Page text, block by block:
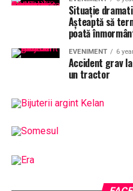
Situație
Așteaptă să
poată
EVENIMENT 6
Accident grav
un tractor